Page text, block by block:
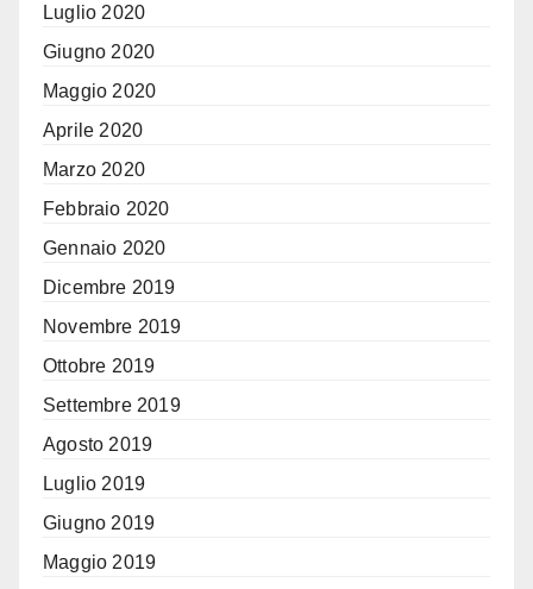
Luglio 2020
Giugno 2020
Maggio 2020
Aprile 2020
Marzo 2020
Febbraio 2020
Gennaio 2020
Dicembre 2019
Novembre 2019
Ottobre 2019
Settembre 2019
Agosto 2019
Luglio 2019
Giugno 2019
Maggio 2019